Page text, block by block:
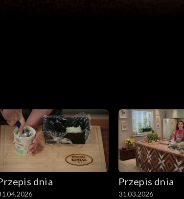
syropem klonowym.
dnia Przepis dnia
31.03.2026